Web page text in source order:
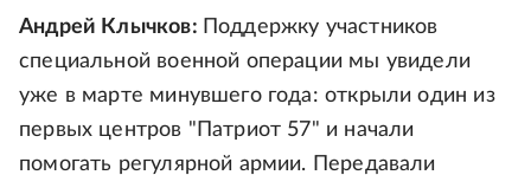
Андрей Клычков:
Поддержку участников
специальной военной операции мы увидели
уже в марте минувшего года: открыли один из
первых центров "Патриот 57" и начали
помогать регулярной армии. Передавали